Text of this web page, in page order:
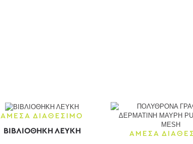
ΑΜΕΣΑ ΔΙΑΘΕΣΙΜΟ
ΒΙΒΛΙΟΘΗΚΗ ΛΕΥΚΗ ΑΜΕΣΑ